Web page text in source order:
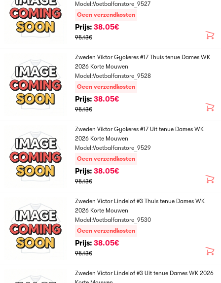
Model:Voetbalfanstore_9527
Geen verzendkosten
Prijs: 38.05€
95.13€
Zweden Viktor Gyokeres #17 Thuis tenue Dames WK
2026 Korte Mouwen
Model:Voetbalfanstore_9528
Geen verzendkosten
Prijs: 38.05€
95.13€
Zweden Viktor Gyokeres #17 Uit tenue Dames WK
2026 Korte Mouwen
Model:Voetbalfanstore_9529
Geen verzendkosten
Prijs: 38.05€
95.13€
Zweden Victor Lindelof #3 Thuis tenue Dames WK
2026 Korte Mouwen
Model:Voetbalfanstore_9530
Geen verzendkosten
Prijs: 38.05€
95.13€
Zweden Victor Lindelof #3 Uit tenue Dames WK 2026